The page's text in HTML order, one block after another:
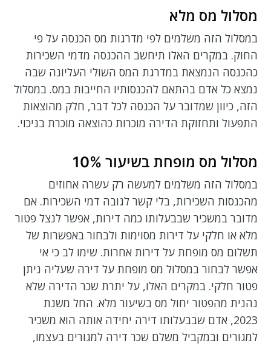
מסלול מס מלא
במסלול הזה משלמים לפי מדרגות מס הכנסה על פי
החוק. במקרים האלו תיחשב ההכנסה מדמי השכירות
כהכנסה הנמצאת במדרגת המס השולי העליונה שבה
נמצא כל אדם בהתאם להכנסותיו החייבות במס. במסלול
הזה, כיוון שמדובר על הכנסה לכל דבר, חלק מהוצאות
התפעול ותחזוקת הדירה מוכרות כהוצאה מוכרת בניכוי.
מסלול מס מופחת בשיעור 10%
במסלול הזה משלמים למעשה רק עשרה אחוזים
מהכנסות השכירות, בלי קשר לגובה דמי השכירות. אם
מדובר במשכיר שבבעלותו כמה דירות, אפשר לנצל פטור
מלא או חלקי על דירות מסוימות ולבחור באפשרות של
תשלום מס מופחת על דירות אחרות. שימו לב כי אי
אפשר לבחור במסלול מס מופחת על דירה שעליה ניתן
פטור חלקי. במקרים האלו, על יתרת שכר הדירה שלא
נהנית מהפטור יחול מס בשיעור מלא. החל משנת
2023, אדם שבבעלותו דירה יחידה אותה הוא משכיר
למגורים ובמקביל משלם שכר דירה למגורים בעצמו,